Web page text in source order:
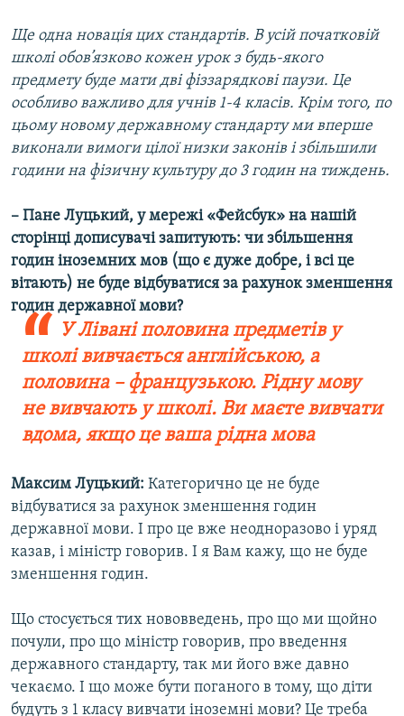
Ще одна новація цих стандартів. В усій початковій
школі обов’язково кожен урок з будь-якого
предмету буде мати дві фіззарядкові паузи. Це
особливо важливо для учнів 1-4 класів. Крім того, по
цьому новому державному стандарту ми вперше
виконали вимоги цілої низки законів і збільшили
години на фізичну культуру до 3 годин на тиждень.
– Пане Луцький, у мережі «Фейсбук» на нашій
сторінці дописувачі запитують: чи збільшення
годин іноземних мов (що є дуже добре, і всі це
вітають) не буде відбуватися за рахунок зменшення
годин державної мови?
У Лівані половина предметів у
школі вивчається англійською, а
половина – французькою. Рідну мову
не вивчають у школі. Ви маєте вивчати
вдома, якщо це ваша рідна мова
Максим Луцький: Категорично це не буде
відбуватися за рахунок зменшення годин
державної мови. І про це вже неодноразово і уряд
казав, і міністр говорив. І я Вам кажу, що не буде
зменшення годин.
Що стосується тих нововведень, про що ми щойно
почули, про що міністр говорив, про введення
державного стандарту, так ми його вже давно
чекаємо. І що може бути поганого в тому, що діти
будуть з 1 класу вивчати іноземні мови? Це треба